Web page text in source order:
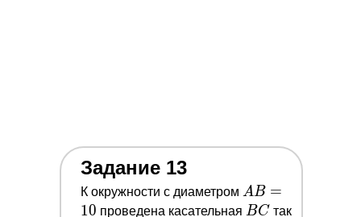
Задание 13
К окружности с диаметром A
B=10
AB =
10 проведена касательная B
BC так